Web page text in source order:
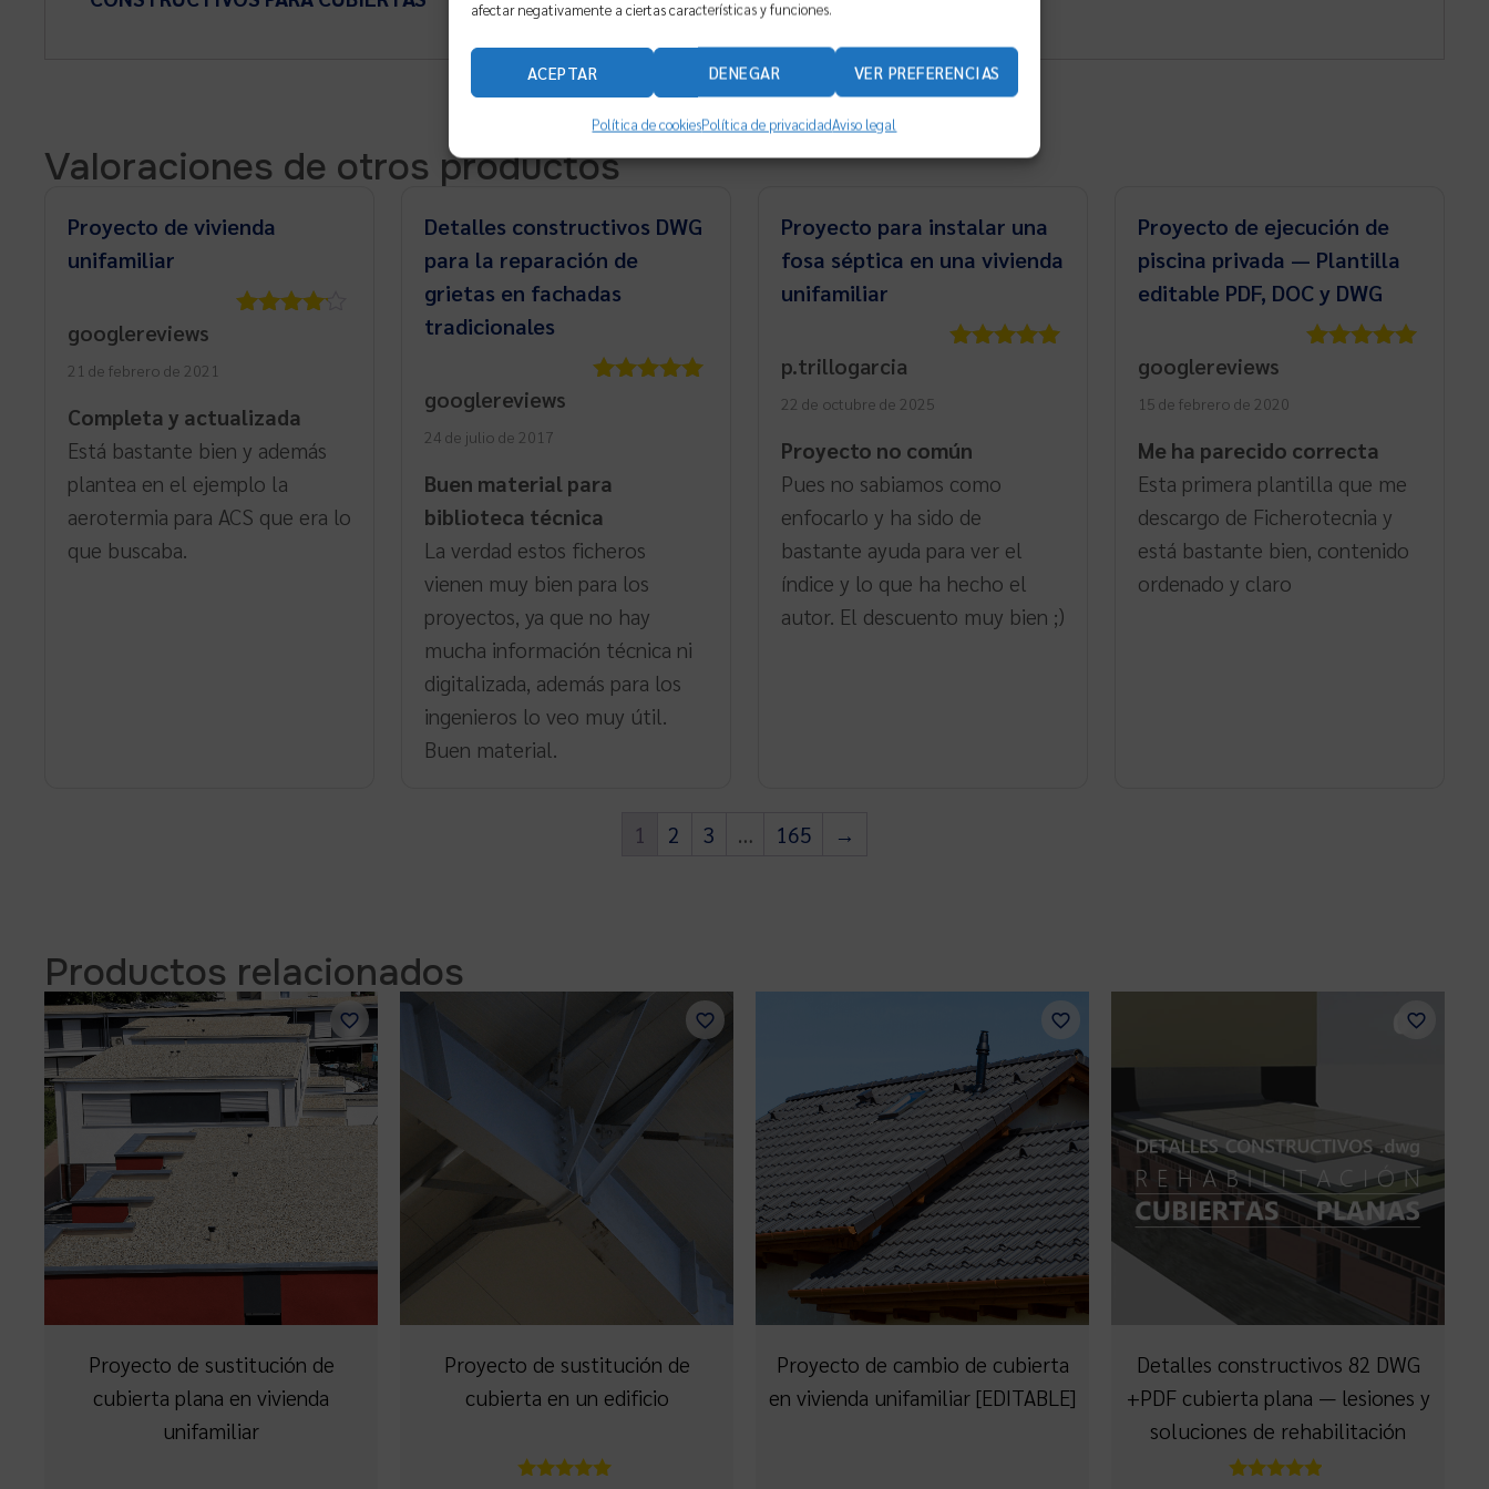
afectar negativamente a ciertas características y funciones.
ACEPTAR DENEGAR VER PREFERENCIAS
Política de cookiesPolítica de privacidadAviso legal
Valoraciones de otros productos
Proyecto de vivienda
unifamiliar
googlereviews
21 de febrero de 2021
Completa y actualizada
Está bastante bien y además
plantea en el ejemplo la
aerotermia para ACS que era lo
que buscaba.
Detalles constructivos DWG
para la reparación de
grietas en fachadas
tradicionales
googlereviews
24 de julio de 2017
Buen material para
biblioteca técnica
La verdad estos ficheros
vienen muy bien para los
proyectos, ya que no hay
mucha información técnica ni
digitalizada, además para los
ingenieros lo veo muy útil.
Buen material.
Proyecto para instalar una
fosa séptica en una vivienda
unifamiliar
p.trillogarcia
22 de octubre de 2025
Proyecto no común
Pues no sabiamos como
enfocarlo y ha sido de
bastante ayuda para ver el
índice y lo que ha hecho el
autor. El descuento muy bien ;)
Proyecto de ejecución de
piscina privada — Plantilla
editable PDF, DOC y DWG
googlereviews
15 de febrero de 2020
Me ha parecido correcta
Esta primera plantilla que me
descargo de Ficherotecnia y
está bastante bien, contenido
ordenado y claro
1 2 3 … 165 →
Productos relacionados
Proyecto de sustitución de
cubierta plana en vivienda
unifamiliar
Proyecto de sustitución de
cubierta en un edificio
Proyecto de cambio de cubierta
en vivienda unifamiliar [EDITABLE]
Detalles constructivos 82 DWG
+PDF cubierta plana — lesiones y
soluciones de rehabilitación